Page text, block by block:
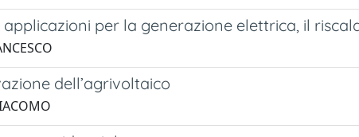
per la generazione elettrica, il
dell’agrivoltaico